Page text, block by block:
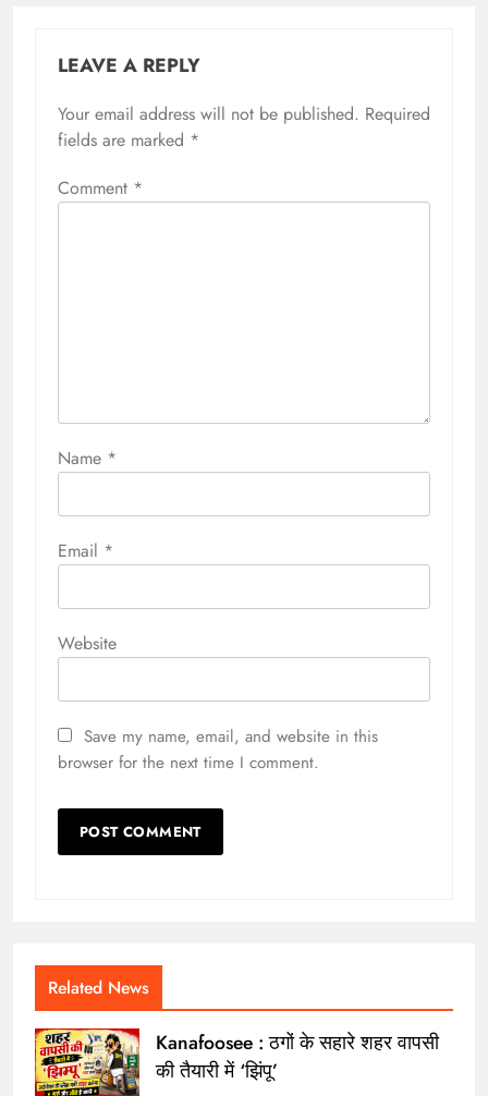
LEAVE A REPLY
Your email address will not be published. Required
fields are marked *
Comment *
Name *
Email *
Website
Save my name, email, and website in this
browser for the next time I comment.
Related News
Kanafoosee : ठगों के सहारे शहर वापसी
की तैयारी में ‘झिंपू’